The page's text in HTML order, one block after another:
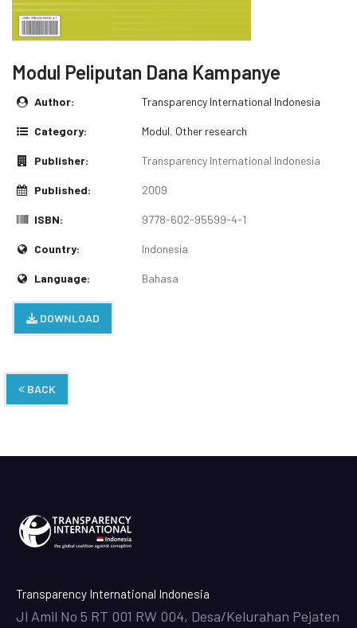
Modul Peliputan Dana Kampanye
Author: Transparency International Indonesia
Category: Modul, Other research
Publisher: Transparency International Indonesia
Published: 2009
ISBN: 9778-602-95599-4-1
Country: Indonesia
Language: Bahasa
DOWNLOAD
BACK
Transparency International Indonesia
Jl Amil No 5 RT 001 RW 004, Desa/Kelurahan Pejaten